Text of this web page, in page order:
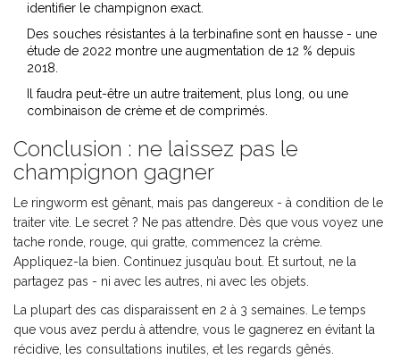
identifier le champignon exact.
Des souches résistantes à la terbinafine sont en hausse - une
étude de 2022 montre une augmentation de 12 % depuis
2018.
Il faudra peut-être un autre traitement, plus long, ou une
combinaison de crème et de comprimés.
Conclusion : ne laissez pas le
champignon gagner
Le ringworm est gênant, mais pas dangereux - à condition de le
traiter vite. Le secret ? Ne pas attendre. Dès que vous voyez une
tache ronde, rouge, qui gratte, commencez la crème.
Appliquez-la bien. Continuez jusqu’au bout. Et surtout, ne la
partagez pas - ni avec les autres, ni avec les objets.
La plupart des cas disparaissent en 2 à 3 semaines. Le temps
que vous avez perdu à attendre, vous le gagnerez en évitant la
récidive, les consultations inutiles, et les regards gênés.